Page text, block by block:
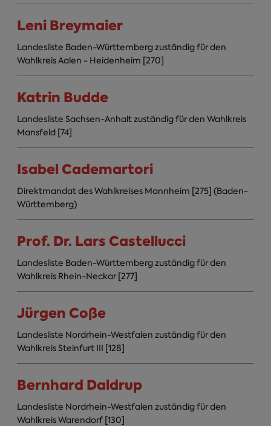
Leni Breymaier
Landesliste Baden-Württemberg zuständig für den
Wahlkreis Aalen - Heidenheim [270]
Katrin Budde
Landesliste Sachsen-Anhalt zuständig für den Wahlkreis
Mansfeld [74]
Isabel Cademartori
Direktmandat des Wahlkreises Mannheim [275] (Baden-
Württemberg)
Prof. Dr. Lars Castellucci
Landesliste Baden-Württemberg zuständig für den
Wahlkreis Rhein-Neckar [277]
Jürgen Coße
Landesliste Nordrhein-Westfalen zuständig für den
Wahlkreis Steinfurt III [128]
Bernhard Daldrup
Landesliste Nordrhein-Westfalen zuständig für den
Wahlkreis Warendorf [130]